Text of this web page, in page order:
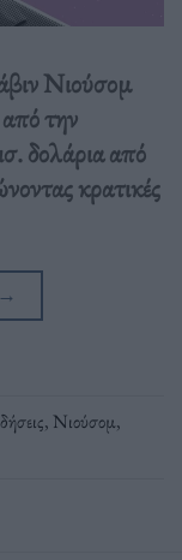
Νιούσομ
την
δολάρια από
κρατικές
→
, Νιούσομ,